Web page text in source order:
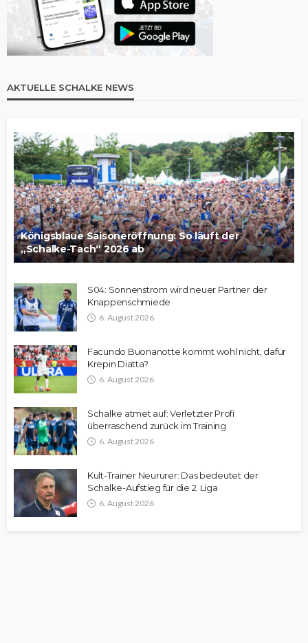
AKTUELLE SCHALKE NEWS
Königsblaue Saisoneröffnung: So läuft der
„Schalke-Tach“ 2026 ab
S04: Sonnenstrom wird neuer Partner der
Knappenschmiede
6. August 2026
Facundo Buonanotte kommt wohl nicht, dafür
Krepin Diatta?
6. August 2026
Schalke atmet auf: Verletzter Profi
überraschend zurück im Training
6. August 2026
Kult-Trainer Neururer: Das bedeutet der
Schalke-Aufstieg für die 2. Liga
6. August 2026